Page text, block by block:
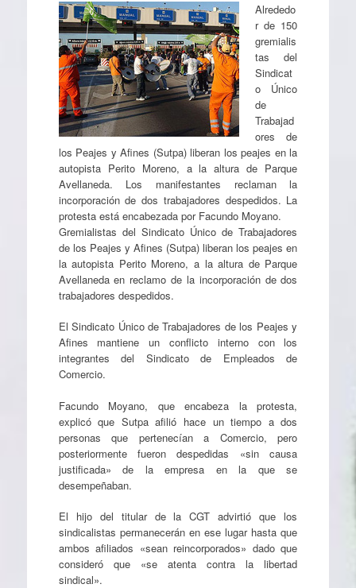
Alrededo
r de 150
gremialis
tas del
Sindicat
o Único
de
Trabajad
ores de
los Peajes y Afines (Sutpa) liberan los peajes en la
autopista Perito Moreno, a la altura de Parque
Avellaneda. Los manifestantes reclaman la
incorporación de dos trabajadores despedidos. La
protesta está encabezada por Facundo Moyano.
Gremialistas del Sindicato Único de Trabajadores
de los Peajes y Afines (Sutpa) liberan los peajes en
la autopista Perito Moreno, a la altura de Parque
Avellaneda en reclamo de la incorporación de dos
trabajadores despedidos.
El Sindicato Único de Trabajadores de los Peajes y
Afines mantiene un conflicto interno con los
integrantes del Sindicato de Empleados de
Comercio.
Facundo Moyano, que encabeza la protesta,
explicó que Sutpa afilió hace un tiempo a dos
personas que pertenecían a Comercio, pero
posteriormente fueron despedidas «sin causa
justificada» de la empresa en la que se
desempeñaban.
El hijo del titular de la CGT advirtió que los
sindicalistas permanecerán en ese lugar hasta que
ambos afiliados «sean reincorporados» dado que
consideró que «se atenta contra la libertad
sindical».